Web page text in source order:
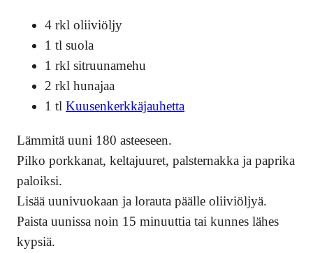
4 rkl oliiviöljy
1 tl suola
1 rkl sitruunamehu
2 rkl hunajaa
1 tl Kuusenkerkkäjauhetta
Lämmitä uuni 180 asteeseen.
Pilko porkkanat, keltajuuret, palsternakka ja paprika
paloiksi.
Lisää uunivuokaan ja lorauta päälle oliiviöljyä.
Paista uunissa noin 15 minuuttia tai kunnes lähes
kypsiä.